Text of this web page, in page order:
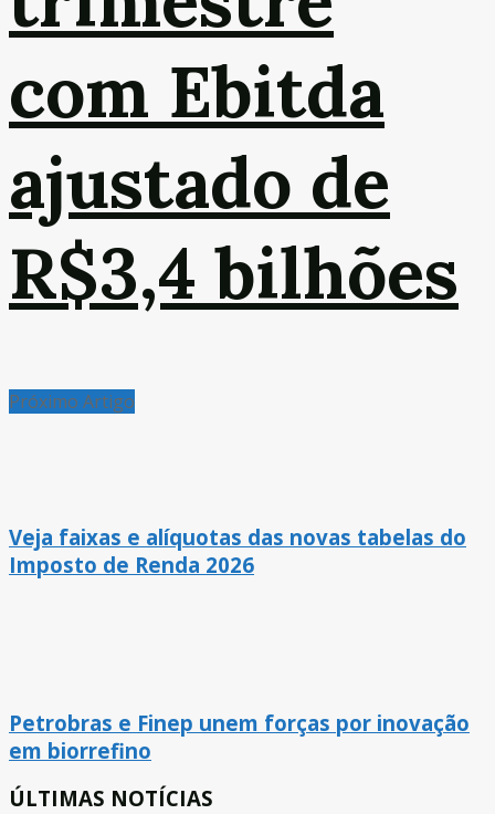
com Ebitda
ajustado de
R$3,4 bilhões
Próximo Artigo
Veja faixas e alíquotas das novas tabelas do
Imposto de Renda 2026
Petrobras e Finep unem forças por inovação
em biorrefino
ÚLTIMAS NOTÍCIAS